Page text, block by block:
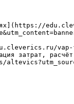
vap-
затрат,